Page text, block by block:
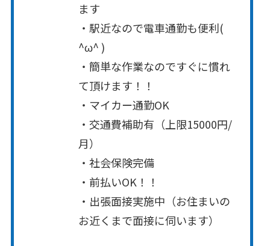
ます
・駅近なので電車通勤も便利(
^ω^ )
・簡単な作業なのですぐに慣れ
て頂けます！！
・マイカー通勤OK
・交通費補助有（上限15000円/
月）
・社会保険完備
・前払いOK！！
・出張面接実施中（お住まいの
お近くまで面接に伺います）